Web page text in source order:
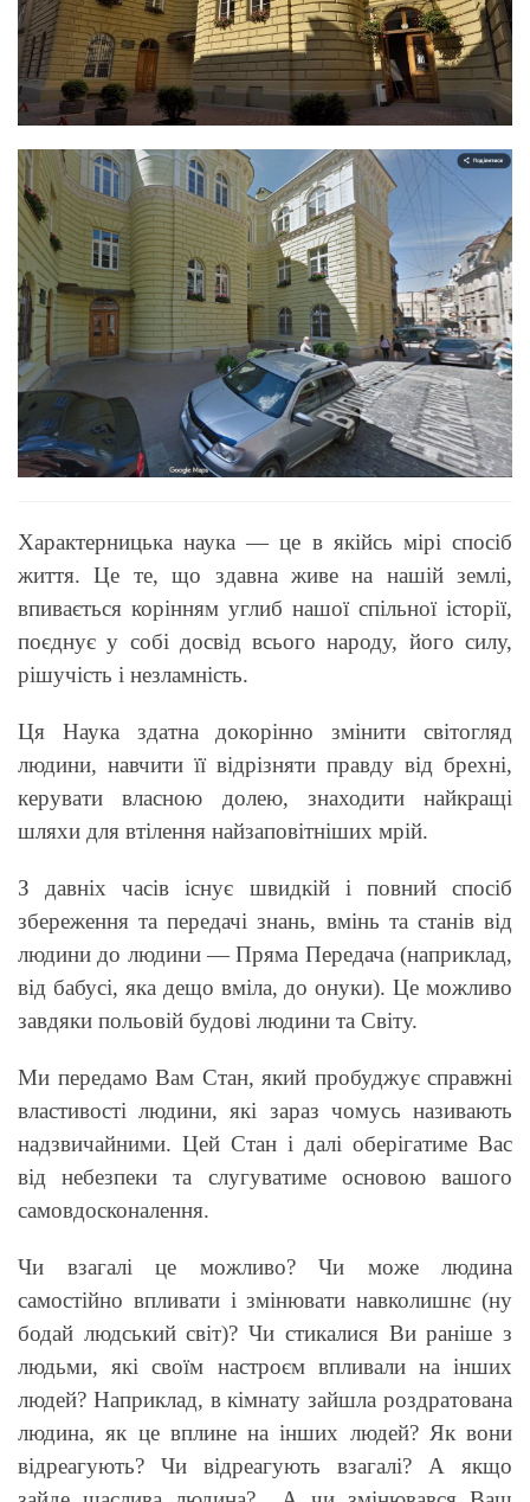
Характерницька наука — це в якійсь мірі спосіб
життя. Це те, що здавна живе на нашій землі,
впивається корінням углиб нашої спільної історії,
поєднує у собі досвід всього народу, його силу,
рішучість і незламність.
Ця Наука здатна докорінно змінити світогляд
людини, навчити її відрізняти правду від брехні,
керувати власною долею, знаходити найкращі
шляхи для втілення найзаповітніших мрій.
З давніх часів існує швидкій і повний спосіб
збереження та передачі знань, вмінь та станів від
людини до людини — Пряма Передача (наприклад,
від бабусі, яка дещо вміла, до онуки). Це можливо
завдяки польовій будові людини та Світу.
Ми передамо Вам Стан, який пробуджує справжні
властивості людини, які зараз чомусь називають
надзвичайними. Цей Стан і далі оберігатиме Вас
від небезпеки та слугуватиме основою вашого
самовдосконалення.
Чи взагалі це можливо? Чи може людина
самостійно впливати і змінювати навколишнє (ну
бодай людський світ)? Чи стикалися Ви раніше з
людьми, які своїм настроєм впливали на інших
людей? Наприклад, в кімнату зайшла роздратована
людина, як це вплине на інших людей? Як вони
відреагують? Чи відреагують взагалі? А якщо